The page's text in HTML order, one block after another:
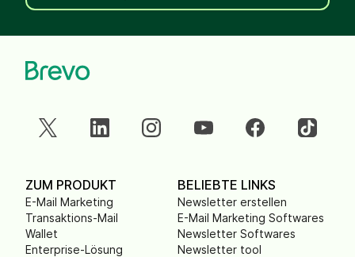
ZUM PRODUKT
E-Mail Marketing
Transaktions-Mail
Wallet
Enterprise-Lösung
BELIEBTE LINKS
Newsletter erstellen
E-Mail Marketing Softwares
Newsletter Softwares
Newsletter tool